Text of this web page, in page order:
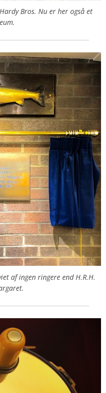
Bros. Nu er her også et
af ingen ringere end H.R.H.